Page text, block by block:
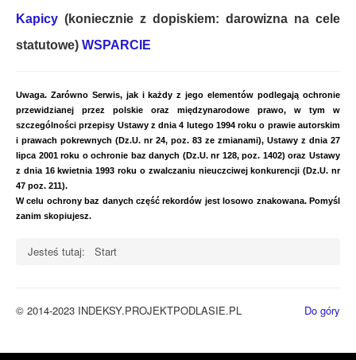
Kapicy (koniecznie z dopiskiem: darowizna na cele
statutowe) WSPARCIE
Uwaga. Zarówno Serwis, jak i każdy z jego elementów podlegają ochronie
przewidzianej przez polskie oraz międzynarodowe prawo, w tym w
szczególności przepisy Ustawy z dnia 4 lutego 1994 roku o prawie autorskim
i prawach pokrewnych (Dz.U. nr 24, poz. 83 ze zmianami), Ustawy z dnia 27
lipca 2001 roku o ochronie baz danych (Dz.U. nr 128, poz. 1402) oraz Ustawy
z dnia 16 kwietnia 1993 roku o zwalczaniu nieuczciwej konkurencji (Dz.U. nr
47 poz. 211).
W celu ochrony baz danych część rekordów jest losowo znakowana. Pomyśl
zanim skopiujesz.
Jesteś tutaj: Start
Do góry
© 2014-2023 INDEKSY.PROJEKTPODLASIE.PL